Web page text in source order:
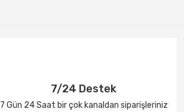
7/24 Destek
7 Gün 24 Saat bir çok kanaldan siparişleriniz